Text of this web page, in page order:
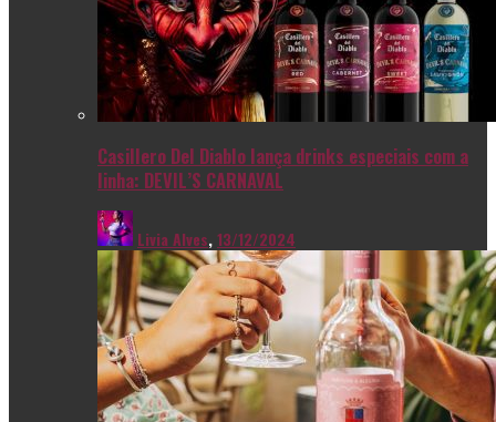
Casillero Del Diablo lança drinks especiais com a
linha: DEVIL’S CARNAVAL
Livia Alves,13/12/2024